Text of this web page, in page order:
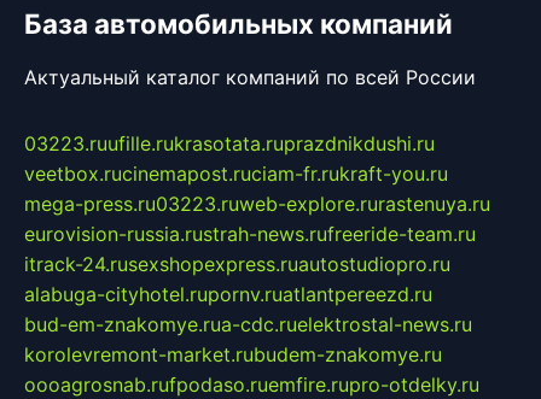
База автомобильных компаний
Актуальный каталог компаний по всей России
03223.ruufille.rukrasotata.ruprazdnikdushi.ru
veetbox.rucinemapost.ruciam-fr.rukraft-you.ru
mega-press.ru03223.ruweb-explore.rurastenuya.ru
eurovision-russia.rustrah-news.rufreeride-team.ru
itrack-24.rusexshopexpress.ruautostudiopro.ru
alabuga-cityhotel.rupornv.ruatlantpereezd.ru
bud-em-znakomye.rua-cdc.ruelektrostal-news.ru
korolevremont-market.rubudem-znakomye.ru
oooagrosnab.rufpodaso.ruemfire.rupro-otdelky.ru